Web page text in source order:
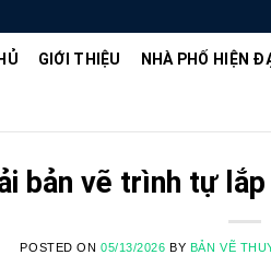
GIỚI THIỆU NHÀ PHỐ HIỆN
bản vẽ trình tự
POSTED ON 05/13/2026 BY BẢN VẼ